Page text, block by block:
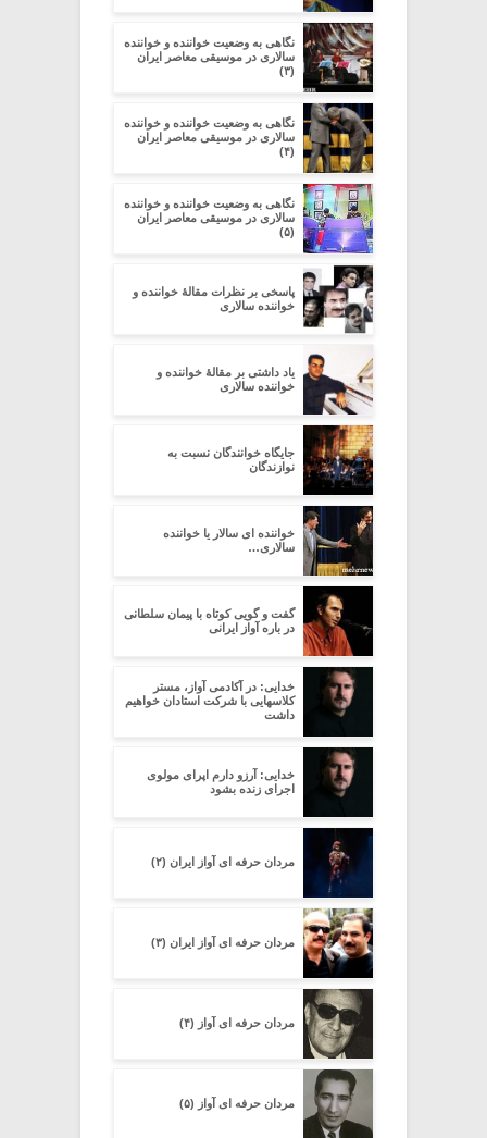
نگاهی به وضعیت خواننده و خواننده
سالاری در موسیقی معاصر ایران
(۳)
نگاهی به وضعیت خواننده و خواننده
سالاری در موسیقی معاصر ایران
(۴)
نگاهی به وضعیت خواننده و خواننده
سالاری در موسیقی معاصر ایران
(۵)
پاسخی بر نظرات مقالۀ خواننده و
خواننده سالاری
یاد داشتی بر مقالۀ خواننده و
خواننده سالاری
جایگاه خوانندگان نسبت به
نوازندگان
خواننده ای سالار یا خواننده
سالاری…
گفت و گویی کوتاه با پیمان سلطانی
در باره آواز ایرانی
خدایی: در آکادمی آواز، مستر
کلاسهایی با شرکت استادان خواهیم
داشت
خدایی: آرزو دارم اپرای مولوی
اجرای زنده بشود
مردان حرفه ای آواز ایران (۲)
مردان حرفه ای آواز ایران (۳)
مردان حرفه ای آواز (۴)
مردان حرفه ای آواز (۵)